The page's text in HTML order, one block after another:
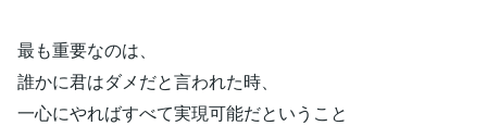
最も重要なのは、
誰かに君はダメだと言われた時、
一心にやればすべて実現可能だということ